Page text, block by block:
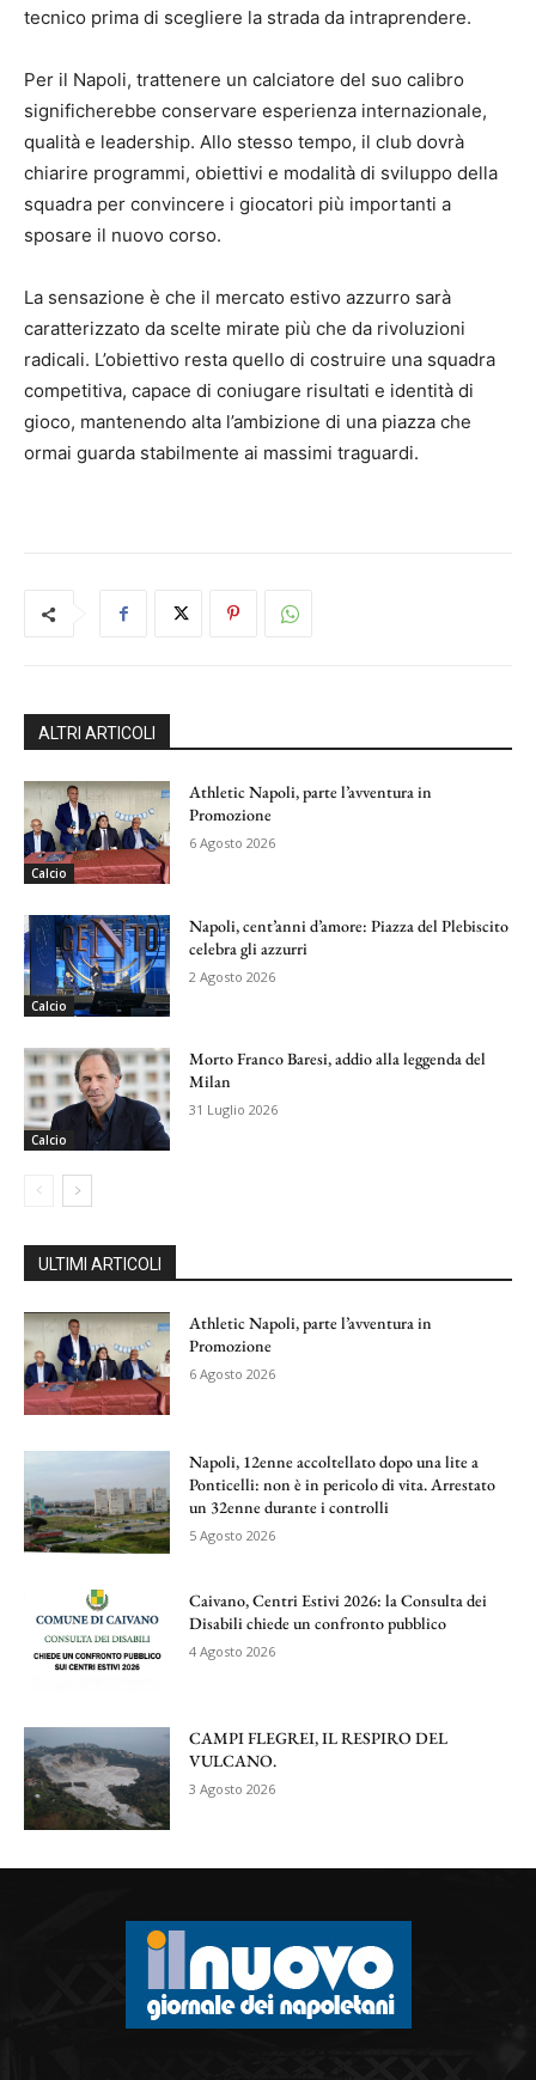
tecnico prima di scegliere la strada da intraprendere.
Per il Napoli, trattenere un calciatore del suo calibro
significherebbe conservare esperienza internazionale,
qualità e leadership. Allo stesso tempo, il club dovrà
chiarire programmi, obiettivi e modalità di sviluppo della
squadra per convincere i giocatori più importanti a
sposare il nuovo corso.
La sensazione è che il mercato estivo azzurro sarà
caratterizzato da scelte mirate più che da rivoluzioni
radicali. L’obiettivo resta quello di costruire una squadra
competitiva, capace di coniugare risultati e identità di
gioco, mantenendo alta l’ambizione di una piazza che
ormai guarda stabilmente ai massimi traguardi.
ALTRI ARTICOLI
Calcio
Athletic Napoli, parte l’avventura in
Promozione
6 Agosto 2026
Calcio
Napoli, cent’anni d’amore: Piazza del Plebiscito
celebra gli azzurri
2 Agosto 2026
Calcio
Morto Franco Baresi, addio alla leggenda del
Milan
31 Luglio 2026
ULTIMI ARTICOLI
Athletic Napoli, parte l’avventura in
Promozione
6 Agosto 2026
Napoli, 12enne accoltellato dopo una lite a
Ponticelli: non è in pericolo di vita. Arrestato
un 32enne durante i controlli
5 Agosto 2026
Caivano, Centri Estivi 2026: la Consulta dei
Disabili chiede un confronto pubblico
4 Agosto 2026
CAMPI FLEGREI, IL RESPIRO DEL
VULCANO.
3 Agosto 2026